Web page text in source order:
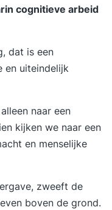
cognitieve arbeid
dat is een
en uiteindelijk
naar een
kijken we naar een
en menselijke
zweeft de
boven de grond.